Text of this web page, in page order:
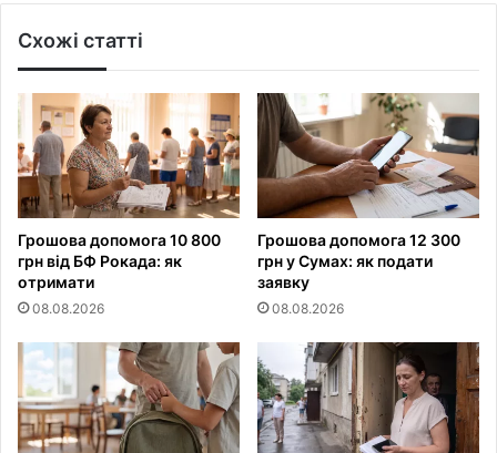
Схожі статті
Грошова допомога 10 800
грн від БФ Рокада: як
отримати
08.08.2026
Грошова допомога 12 300
грн у Сумах: як подати
заявку
08.08.2026